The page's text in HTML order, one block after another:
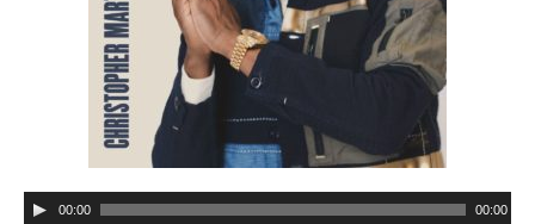
R
00:00 00:00